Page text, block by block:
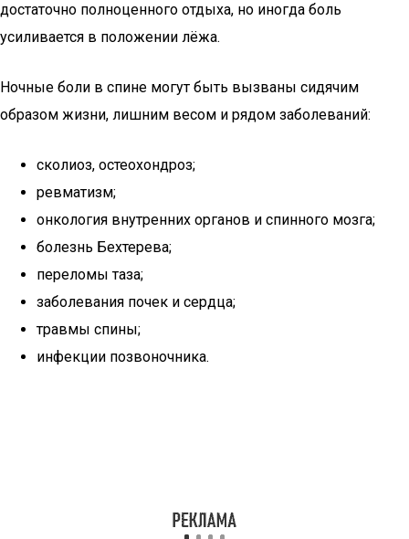
достаточно полноценного отдыха, но иногда боль
усиливается в положении лёжа.
Ночные боли в спине могут быть вызваны сидячим
образом жизни, лишним весом и рядом заболеваний:
сколиоз, остеохондроз;
ревматизм;
онкология внутренних органов и спинного мозга;
болезнь Бехтерева;
переломы таза;
заболевания почек и сердца;
травмы спины;
инфекции позвоночника.